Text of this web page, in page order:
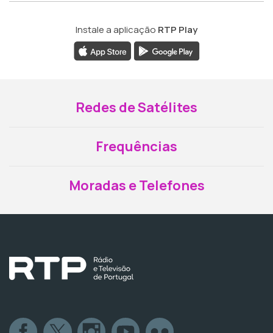
Instale a aplicação RTP Play
Redes de Satélites
Frequências
Moradas e Telefones